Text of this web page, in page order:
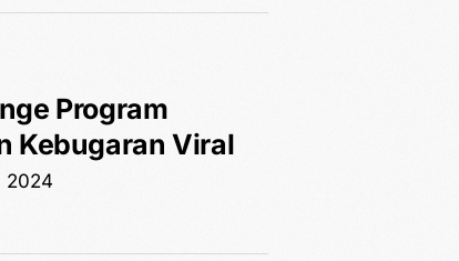
Program
Kebugaran Viral
2024